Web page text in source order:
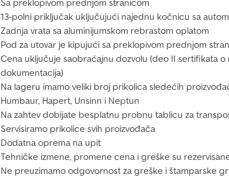
Sa preklopivom prednjom stranicom
13-polni priključak uključujući najednu kočnicu sa
Zadnja vrata sa aluminijumskom rebrastom oplatom
Pod za utovar je kipujući sa preklopivom prednjom
Cena uključuje saobraćajnu dozvolu (deo II sertifikata o
dokumentacija)
Na lageru imamo veliki broj prikolica sledećih
Humbaur, Hapert, Unsinn i Neptun
Na zahtev dobijate besplatnu probnu tablicu za
Servisiramo prikolice svih proizvođača
Dodatna oprema na upit
Tehničke izmene, promene cena i greške su
Ne preuzimamo odgovornost za greške i štamparske